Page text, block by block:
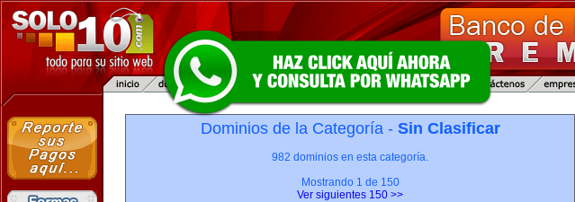
Dominios de la Categoría - Sin Clasificar
982 dominios en esta categoría.
Mostrando 1 de 150
Ver siguientes 150 >>